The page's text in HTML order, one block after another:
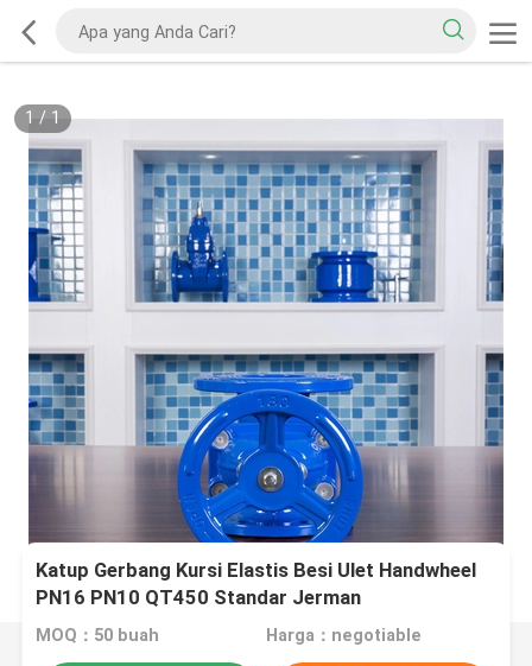
1 / 1
Katup Gerbang Kursi Elastis Besi Ulet Handwheel
PN16 PN10 QT450 Standar Jerman
MOQ：50 buah Harga：negotiable